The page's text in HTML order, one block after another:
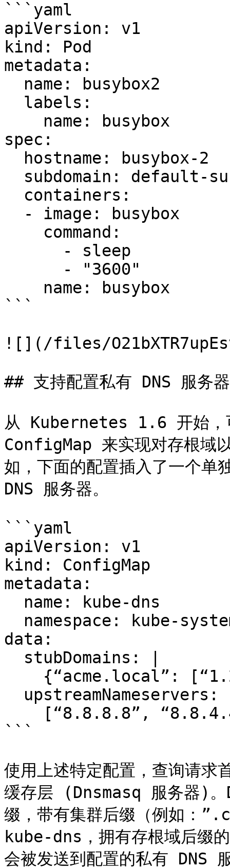
```yaml
apiVersion: v1
kind: Pod
metadata:
spec:
```
![](/files/
## 支持配置私有 DNS 服务
从 Kubernetes 1.6 开始，
ConfigMap 来实现对存根域
如，下面的配置插入了一个单
DNS 服务器。
```yaml
apiVersion: v1
kind: ConfigMap
metadata:
data:
```
使用上述特定配置，查询请
缓存层 (Dnsmasq 服务器)。
缀，带有集群后缀（例如
kube-dns，拥有存根域后缀
会被发送到配置的私有